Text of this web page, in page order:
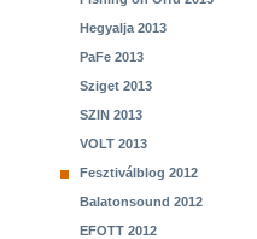
Hegyalja 2013
PaFe 2013
Sziget 2013
SZIN 2013
VOLT 2013
Fesztiválblog 2012
Balatonsound 2012
EFOTT 2012